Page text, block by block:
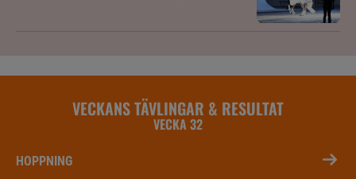
VECKANS TÄVLINGAR & RESULTAT
VECKA 32
HOPPNING